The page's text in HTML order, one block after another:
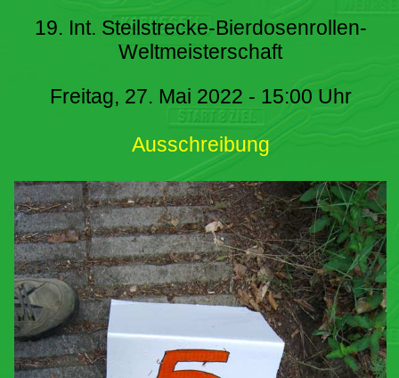
19. Int. Steilstrecke-Bierdosenrollen-
Weltmeisterschaft
Freitag, 27. Mai 2022 - 15:00 Uhr
Ausschreibung